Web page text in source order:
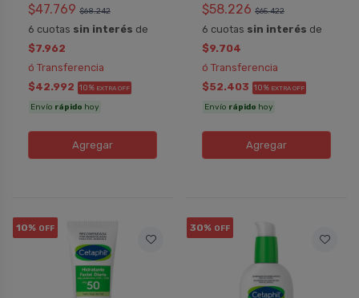
$47.769 $68.242
6 cuotas sin interés de
$7.962
ó Transferencia
$42.992 10% EXTRA OFF
Envío rápido hoy
Agregar
$58.226 $65.422
6 cuotas sin interés de
$9.704
ó Transferencia
$52.403 10% EXTRA OFF
Envío rápido hoy
Agregar
10% OFF 30% OFF